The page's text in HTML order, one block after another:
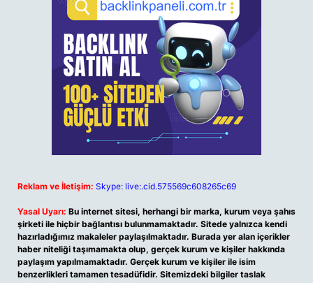
Reklam ve İletişim: Skype: live:.cid.575569c608265c69
Yasal Uyarı: Bu internet sitesi, herhangi bir marka, kurum veya şahıs
şirketi ile hiçbir bağlantısı bulunmamaktadır. Sitede yalnızca kendi
hazırladığımız makaleler paylaşılmaktadır. Burada yer alan içerikler
haber niteliği taşımamakta olup, gerçek kurum ve kişiler hakkında
paylaşım yapılmamaktadır. Gerçek kurum ve kişiler ile isim
benzerlikleri tamamen tesadüfidir. Sitemizdeki bilgiler taslak